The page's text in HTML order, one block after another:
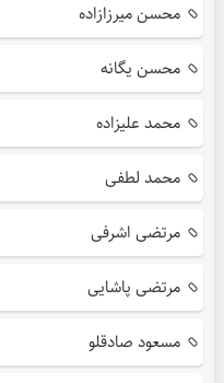
محسن میرزازاده
محسن یگانه
محمد علیزاده
محمد لطفی
مرتضی اشرفی
مرتضی پاشایی
مسعود صادقلو